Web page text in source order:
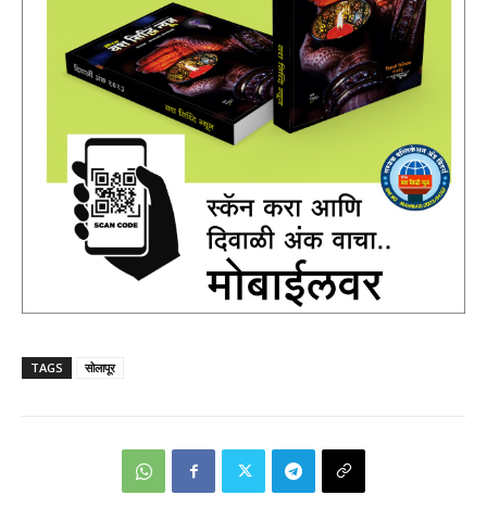
TAGS सोलापूर